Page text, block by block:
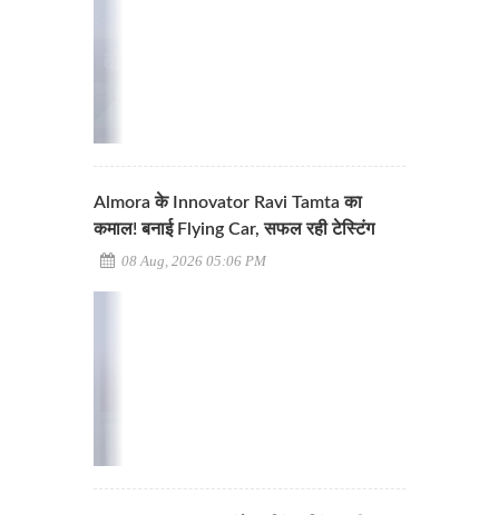
Almora के Innovator Ravi Tamta का
कमाल! बनाई Flying Car, सफल रही टेस्टिंग
08 Aug, 2026 05:06 PM